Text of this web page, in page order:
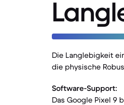
Die Langlebigkeit
die physische
Software-Support:
Das Google Pixel 9